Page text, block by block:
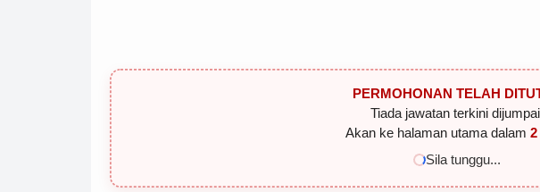
PERMOHONAN TELAH
Tiada jawatan terkini
Akan ke halaman utama dalam 1
Sila tunggu...